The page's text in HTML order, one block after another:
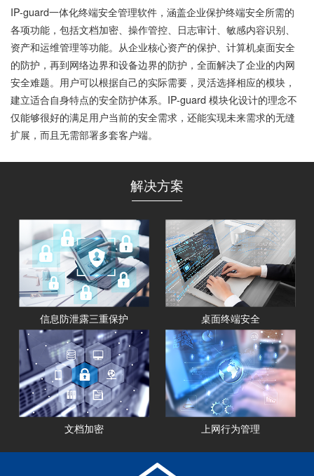
IP-guard一体化终端安全管理软件，涵盖企业保护终端安全所需的
各项功能，包括文档加密、操作管控、日志审计、敏感内容识别、
资产和运维管理等功能。从企业核心资产的保护、计算机桌面安全
的防护，再到网络边界和设备边界的防护，全面解决了企业的内网
安全难题。用户可以根据自己的实际需要，灵活选择相应的模块，
建立适合自身特点的安全防护体系。IP-guard 模块化设计的理念不
仅能够很好的满足用户当前的安全需求，还能实现未来需求的无缝
扩展，而且无需部署多套客户端。
解决方案
信息防泄露三重保护 桌面终端安全
文档加密 上网行为管理